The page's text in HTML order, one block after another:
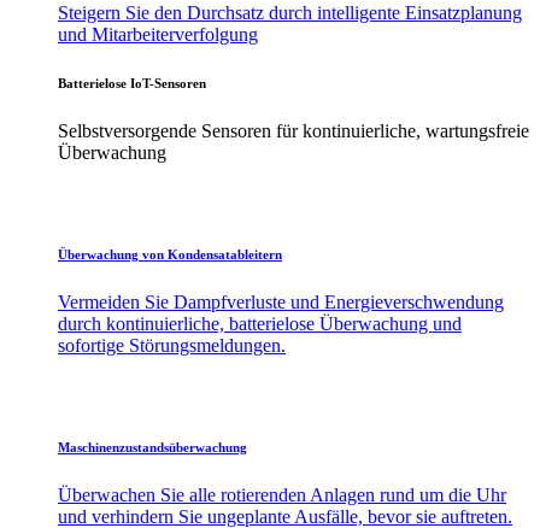
Steigern Sie den Durchsatz durch intelligente Einsatzplanung
und Mitarbeiterverfolgung
Batterielose IoT-Sensoren
Selbstversorgende Sensoren für kontinuierliche, wartungsfreie
Überwachung
Überwachung von Kondensatableitern
Vermeiden Sie Dampfverluste und Energieverschwendung
durch kontinuierliche, batterielose Überwachung und
sofortige Störungsmeldungen.
Maschinenzustandsüberwachung
Überwachen Sie alle rotierenden Anlagen rund um die Uhr
und verhindern Sie ungeplante Ausfälle, bevor sie auftreten.